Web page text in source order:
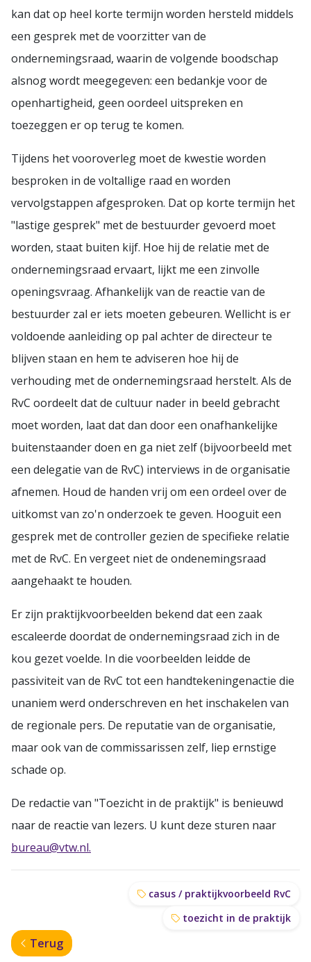
kan dat op heel korte termijn worden hersteld middels
een gesprek met de voorzitter van de
ondernemingsraad, waarin de volgende boodschap
alsnog wordt meegegeven: een bedankje voor de
openhartigheid, geen oordeel uitspreken en
toezeggen er op terug te komen.
Tijdens het vooroverleg moet de kwestie worden
besproken in de voltallige raad en worden
vervolgstappen afgesproken. Dat op korte termijn het
"lastige gesprek" met de bestuurder gevoerd moet
worden, staat buiten kijf. Hoe hij de relatie met de
ondernemingsraad ervaart, lijkt me een zinvolle
openingsvraag. Afhankelijk van de reactie van de
bestuurder zal er iets moeten gebeuren. Wellicht is er
voldoende aanleiding op pal achter de directeur te
blijven staan en hem te adviseren hoe hij de
verhouding met de ondernemingsraad herstelt. Als de
RvC oordeelt dat de cultuur nader in beeld gebracht
moet worden, laat dat dan door een onafhankelijke
buitenstaander doen en ga niet zelf (bijvoorbeeld met
een delegatie van de RvC) interviews in de organisatie
afnemen. Houd de handen vrij om een ordeel over de
uitkomst van zo'n onderzoek te geven. Hooguit een
gesprek met de controller gezien de specifieke relatie
met de RvC. En vergeet niet de ondenemingsraad
aangehaakt te houden.
Er zijn praktijkvoorbeelden bekend dat een zaak
escaleerde doordat de ondernemingsraad zich in de
kou gezet voelde. In die voorbeelden leidde de
passiviteit van de RvC tot een handtekeningenactie die
unaniem werd onderschreven en het inschakelen van
de regionale pers. De reputatie van de organisatie,
maar ook van de commissarissen zelf, liep ernstige
schade op.
De redactie van "Toezicht in de praktijk" is benieuwd
naar de reactie van lezers. U kunt deze sturen naar
bureau@vtw.nl.
casus / praktijkvoorbeeld RvC
toezicht in de praktijk
Terug